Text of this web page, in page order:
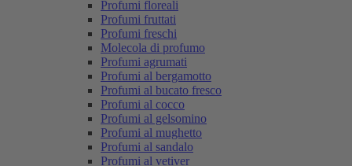
Profumi floreali
Profumi fruttati
Profumi freschi
Molecola di profumo
Profumi agrumati
Profumi al bergamotto
Profumi al bucato fresco
Profumi al cocco
Profumi al gelsomino
Profumi al mughetto
Profumi al sandalo
Profumi al vetiver